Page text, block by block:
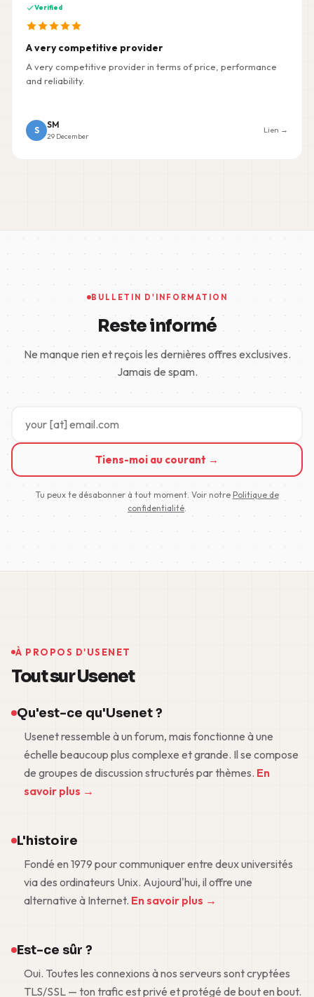
Verified
A very competitive provider
A very competitive provider in terms of price, performance
and reliability.
S
SM
29 December
Lien →
BULLETIN D'INFORMATION
Reste informé
Ne manque rien et reçois les dernières offres exclusives.
Jamais de spam.
Tiens-moi au courant →
Tu peux te désabonner à tout moment. Voir notre Politique de
confidentialité
À PROPOS D'USENET
Tout sur Usenet
Qu'est-ce qu'Usenet ?
Usenet ressemble à un forum, mais fonctionne à une
échelle beaucoup plus complexe et grande. Il se compose
de groupes de discussion structurés par thèmes. En
savoir plus →
L'histoire
Fondé en 1979 pour communiquer entre deux universités
via des ordinateurs Unix. Aujourd'hui, il offre une
alternative à Internet. En savoir plus →
Est-ce sûr ?
Oui. Toutes les connexions à nos serveurs sont cryptées
TLS/SSL — ton trafic est privé et protégé de bout en bout.